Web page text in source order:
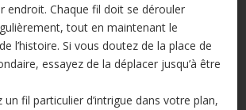
endroit. Chaque fil doit se dérouler
tout en maintenant le
l’histoire. Si vous doutez de la place de
essayez de la déplacer jusqu’à être
fil particulier d’intrigue dans votre plan,